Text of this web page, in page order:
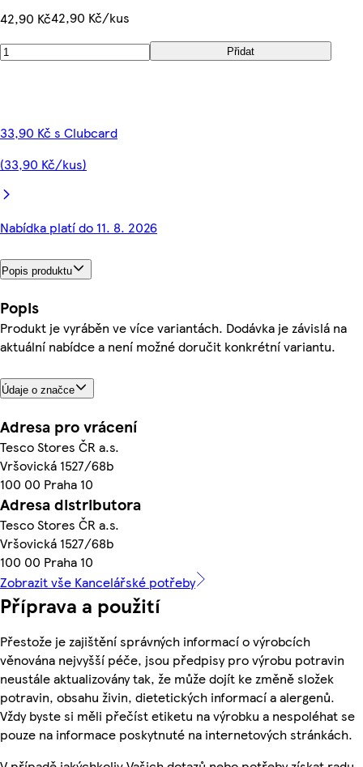
42,90 Kč42,90 Kč/kus
Přidat
33,90 Kč s Clubcard
(33,90 Kč/kus)
Nabídka platí do 11. 8. 2026
Popis produktu
Popis
Produkt je vyráběn ve více variantách. Dodávka je závislá na
aktuální nabídce a není možné doručit konkrétní variantu.
Údaje o značce
Adresa pro vrácení
Tesco Stores ČR a.s.
Vršovická 1527/68b
100 00 Praha 10
Adresa distributora
Tesco Stores ČR a.s.
Vršovická 1527/68b
100 00 Praha 10
Zobrazit vše Kancelářské potřeby
Příprava a použití
Přestože je zajištění správných informací o výrobcích
věnována nejvyšší péče, jsou předpisy pro výrobu potravin
neustále aktualizovány tak, že může dojít ke změně složek
potravin, obsahu živin, dietetických informací a alergenů.
Vždy byste si měli přečíst etiketu na výrobku a nespoléhat se
pouze na informace poskytnuté na internetových stránkách.